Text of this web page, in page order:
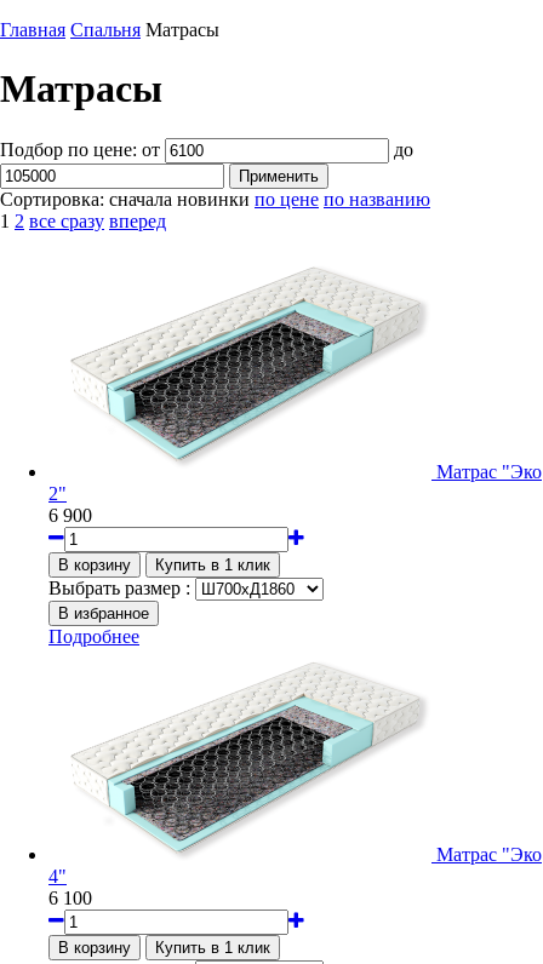
Главная Спальня Матрасы
Матрасы
Подбор по цене: от до
Сортировка: сначала новинки по цене по названию
1 2 все сразу вперед
Матрас "Эко
2"
6 900
Выбрать размер :
Подробнее
Матрас "Эко
4"
6 100